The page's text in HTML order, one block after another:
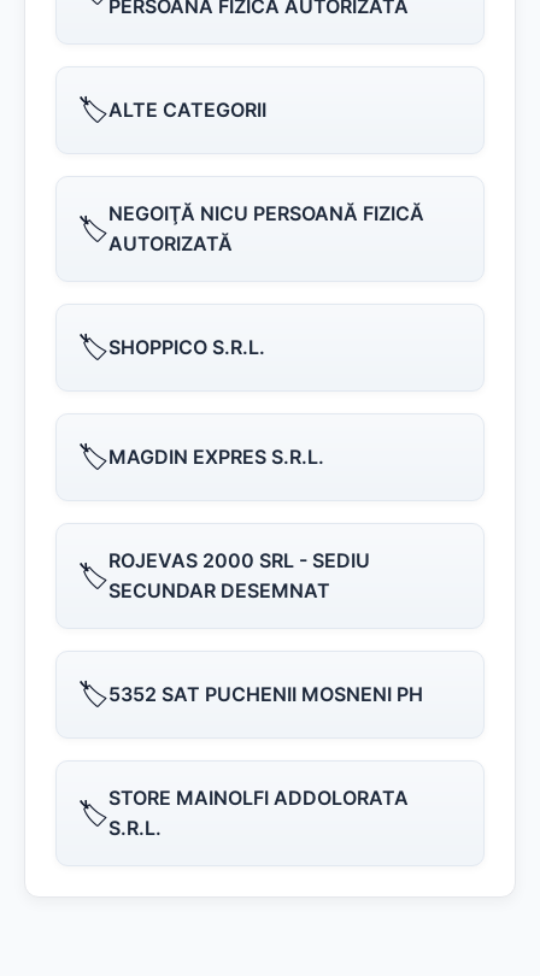
PERSOANĂ FIZICĂ AUTORIZATĂ
🏷️ALTE CATEGORII
🏷️NEGOIŢĂ NICU PERSOANĂ FIZICĂ
AUTORIZATĂ
🏷️SHOPPICO S.R.L.
🏷️MAGDIN EXPRES S.R.L.
🏷️ROJEVAS 2000 SRL - SEDIU
SECUNDAR DESEMNAT
🏷️5352 SAT PUCHENII MOSNENI PH
🏷️STORE MAINOLFI ADDOLORATA
S.R.L.